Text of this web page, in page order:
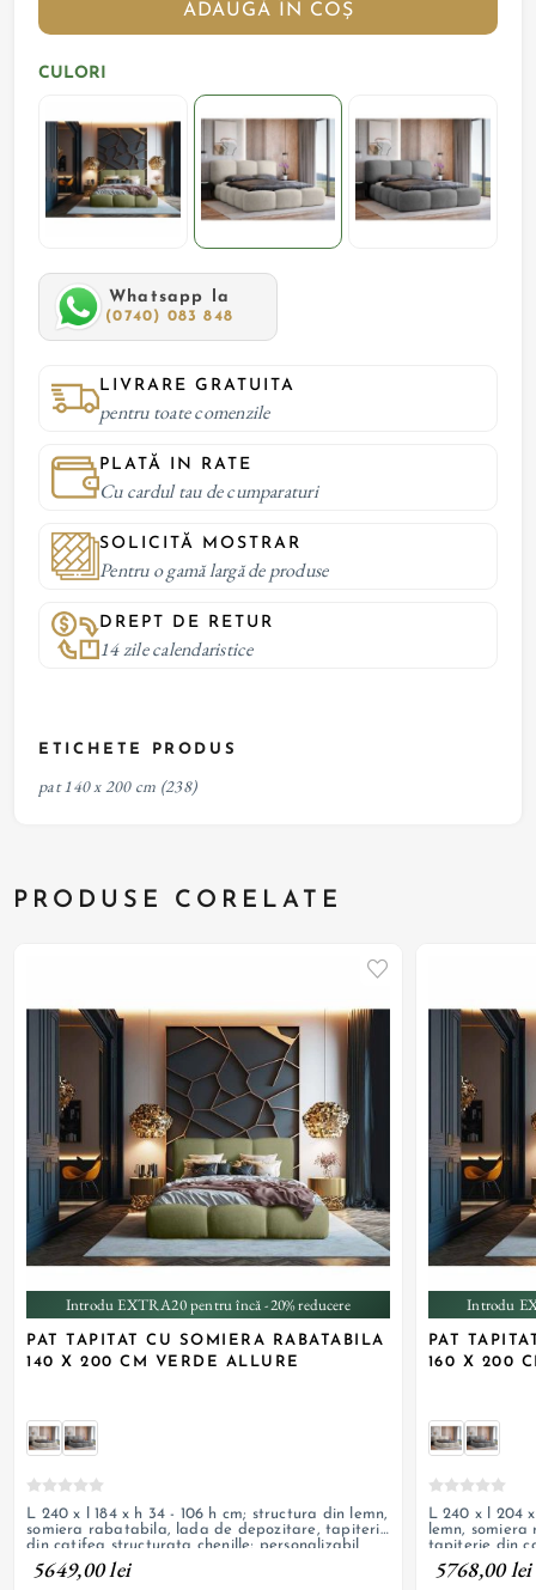
ADAUGĂ ÎN COȘ
CULORI
Whatsapp la
(0740) 083 848
LIVRARE GRATUITA
pentru toate comenzile
PLATĂ IN RATE
Cu cardul tau de cumparaturi
SOLICITĂ MOSTRAR
Pentru o gamă largă de produse
DREPT DE RETUR
14 zile calendaristice
ETICHETE PRODUS
pat 140 x 200 cm (238)
PRODUSE CORELATE
Introdu EXTRA20 pentru încă -20% reducere
PAT TAPITAT CU SOMIERA RABATABILA
140 X 200 CM VERDE ALLURE
L 240 x l 184 x h 34 - 106 h cm; structura din lemn,
somiera rabatabila, lada de depozitare, tapiterie
din catifea structurata chenille; personalizabil
5649,00 lei
Introdu
PAT
160 X 200
L 240 x l 204
lemn,
tapiterie din
personalizabil
5768,00 lei